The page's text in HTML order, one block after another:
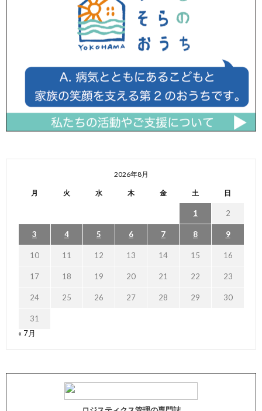
2026年8月
月 火 水 木 金 土 日
1 2
3 4 5 6 7 8 9
10 11 12 13 14 15 16
17 18 19 20 21 22 23
24 25 26 27 28 29 30
31
« 7月